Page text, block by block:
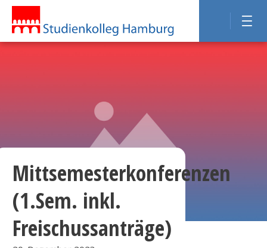
Mittsemesterkonferenzen
(1.Sem. inkl.
Freischussanträge)